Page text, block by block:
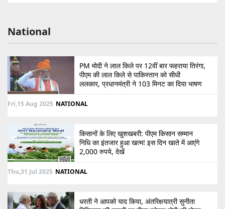
National
PM मोदी ने लाल किले पर 12वीं बार फहराया तिरंगा,
पीएम की लाल किले से पाकिस्तान को सीधी
ललकार, प्रधानमंत्री ने 103 मिनट का दिया भाषण
Fri,15 Aug 2025 NATIONAL
किसानों के लिए खुशखबरी: पीएम किसान सम्मान
निधि का इंतजार हुआ खत्म! इस दिन खाते में आएंगे
2,000 रुपये, देखें
Thu,31 Jul 2025 NATIONAL
धरती ने आपको याद किया, अंतरिक्षयात्री सुनीता